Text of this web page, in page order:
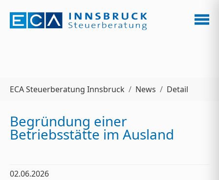
ECA Steuerberatung Innsbruck News Detail
Begründung einer
Betriebsstätte im Ausland
02.06.2026